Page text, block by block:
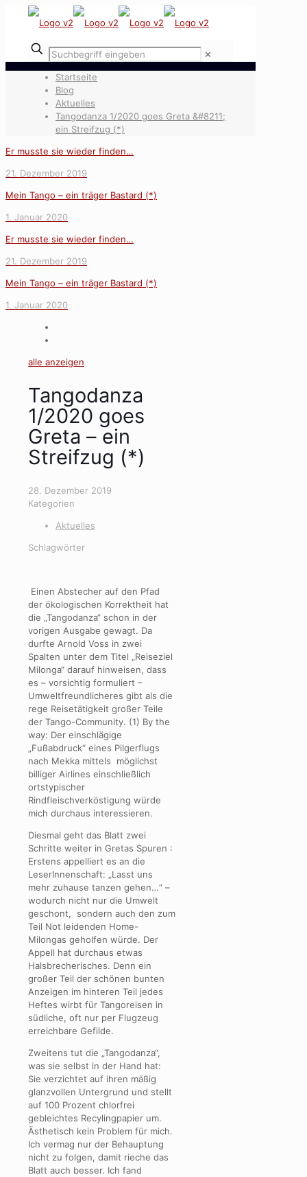
✕
Startseite
Blog
Aktuelles
Tangodanza 1/2020 goes Greta &#8211;
ein Streifzug (*)
Er musste sie wieder finden…
21. Dezember 2019
Mein Tango – ein träger Bastard (*)
1. Januar 2020
Er musste sie wieder finden…
21. Dezember 2019
Mein Tango – ein träger Bastard (*)
1. Januar 2020
alle anzeigen
Tangodanza
1/2020 goes
Greta – ein
Streifzug (*)
28. Dezember 2019
Kategorien
Aktuelles
Schlagwörter
Einen Abstecher auf den Pfad
der ökologischen Korrektheit hat
die „Tangodanza“ schon in der
vorigen Ausgabe gewagt. Da
durfte Arnold Voss in zwei
Spalten unter dem Titel „Reiseziel
Milonga“ darauf hinweisen, dass
es – vorsichtig formuliert –
Umweltfreundlicheres gibt als die
rege Reisetätigkeit großer Teile
der Tango-Community. (1) By the
way: Der einschlägige
„Fußabdruck“ eines Pilgerflugs
nach Mekka mittels möglichst
billiger Airlines einschließlich
ortstypischer
Rindfleischverköstigung würde
mich durchaus interessieren.
Diesmal geht das Blatt zwei
Schritte weiter in Gretas Spuren :
Erstens appelliert es an die
LeserInnenschaft: „Lasst uns
mehr zuhause tanzen gehen…“ –
wodurch nicht nur die Umwelt
geschont, sondern auch den zum
Teil Not leidenden Home-
Milongas geholfen würde. Der
Appell hat durchaus etwas
Halsbrecherisches. Denn ein
großer Teil der schönen bunten
Anzeigen im hinteren Teil jedes
Heftes wirbt für Tangoreisen in
südliche, oft nur per Flugzeug
erreichbare Gefilde.
Zweitens tut die „Tangodanza“,
was sie selbst in der Hand hat:
Sie verzichtet auf ihren mäßig
glanzvollen Untergrund und stellt
auf 100 Prozent chlorfrei
gebleichtes Recylingpapier um.
Ästhetisch kein Problem für mich.
Ich vermag nur der Behauptung
nicht zu folgen, damit rieche das
Blatt auch besser. Ich fand